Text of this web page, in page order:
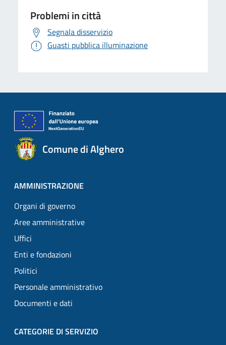
Problemi in città
Segnala disservizio
Guasti pubblica illuminazione
Comune di Alghero
AMMINISTRAZIONE
Organi di governo
Aree amministrative
Uffici
Enti e fondazioni
Politici
Personale amministrativo
Documenti e dati
CATEGORIE DI SERVIZIO